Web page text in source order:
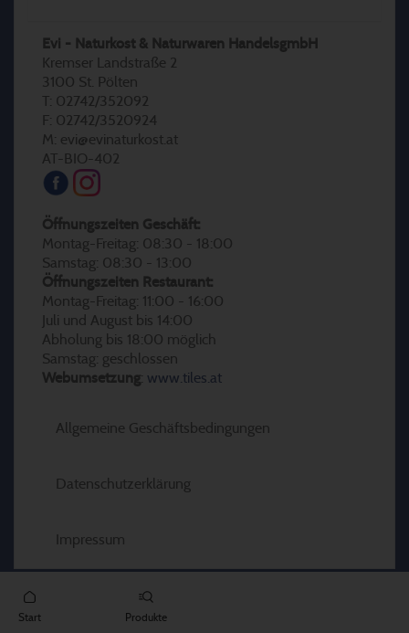
Evi - Naturkost & Naturwaren HandelsgmbH
Kremser Landstraße 2
3100 St. Pölten
T: 02742/352092
F: 02742/3520924
M: evi@evinaturkost.at
AT-BIO-402
Öffnungszeiten Geschäft:
Montag-Freitag: 08:30 - 18:00
Samstag: 08:30 - 13:00
Öffnungszeiten Restaurant:
Montag-Freitag: 11:00 - 16:00
Juli und August bis 14:00
Abholung bis 18:00 möglich
Samstag: geschlossen
Webumsetzung: www.tiles.at
Allgemeine Geschäftsbedingungen
Datenschutzerklärung
Impressum
Start Produkte